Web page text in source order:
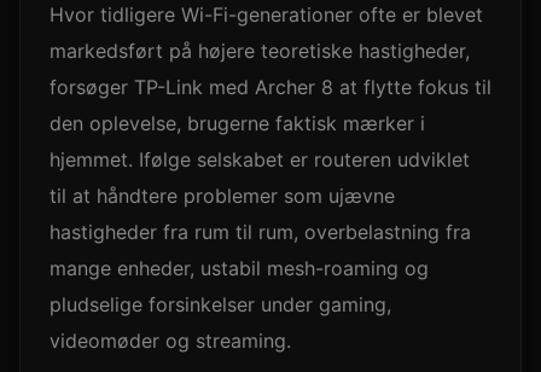
Hvor tidligere Wi-Fi-generationer ofte er blevet
markedsført på højere teoretiske hastigheder,
forsøger TP-Link med Archer 8 at flytte fokus til
den oplevelse, brugerne faktisk mærker i
hjemmet. Ifølge selskabet er routeren udviklet
til at håndtere problemer som ujævne
hastigheder fra rum til rum, overbelastning fra
mange enheder, ustabil mesh-roaming og
pludselige forsinkelser under gaming,
videomøder og streaming.